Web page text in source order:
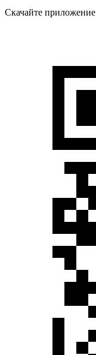
Скачайте приложение